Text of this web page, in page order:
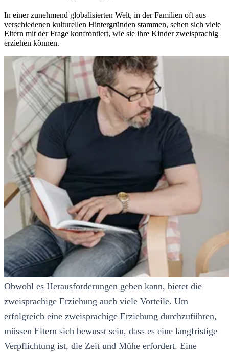
In einer zunehmend globalisierten Welt, in der Familien oft aus
verschiedenen kulturellen Hintergründen stammen, sehen sich viele
Eltern mit der Frage konfrontiert, wie sie ihre Kinder zweisprachig
erziehen können.
Obwohl es Herausforderungen geben kann, bietet die
zweisprachige Erziehung auch viele Vorteile. Um
erfolgreich eine zweisprachige Erziehung durchzuführen,
müssen Eltern sich bewusst sein, dass es eine langfristige
Verpflichtung ist, die Zeit und Mühe erfordert. Eine